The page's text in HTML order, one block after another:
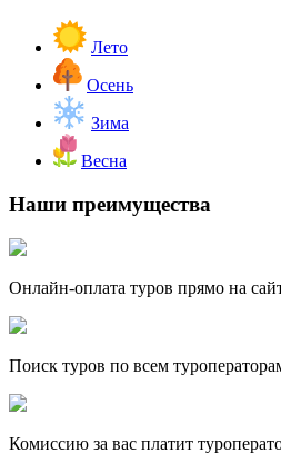
Лето
Осень
Зима
Весна
Наши преимущества
Онлайн-оплата туров прямо на
Поиск туров по всем
Комиссию за вас платит